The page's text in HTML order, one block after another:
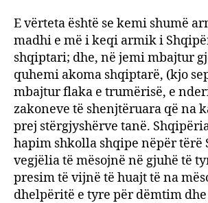
E vërteta është se kemi shumë
madhi e më i keqi armik i
shqiptari; dhe, në jemi mbajtur
quhemi akoma shqiptarë, (kjo
mbajtur flaka e trumërisë, e
zakoneve të shenjtëruara që na
prej stërgjyshërve tanë.
hapim shkolla shqipe nëpër tërë
vegjëlia të mësojnë në gjuhë të
presim të vijnë të huajt të na
dhelpëritë e tyre për dëmtim